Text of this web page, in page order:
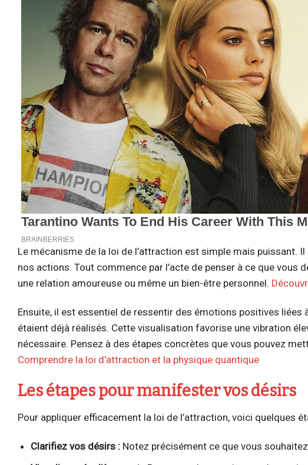
Le mécanisme de la loi de l’attraction est simple mais puissant.
nos actions. Tout commence par l’acte de penser à ce que
une relation amoureuse ou même un bien-être personnel.
Ensuite, il est essentiel de ressentir des émotions positives
étaient déjà réalisés. Cette visualisation favorise une vibration
nécessaire. Pensez à des étapes concrètes que vous pouvez
Comprendre la loi d'attraction et la physique quantique
Les étapes pour manifester vos désirs
Pour appliquer efficacement la loi de l’attraction, voici quelques
Clarifiez vos désirs : Notez précisément ce que vous